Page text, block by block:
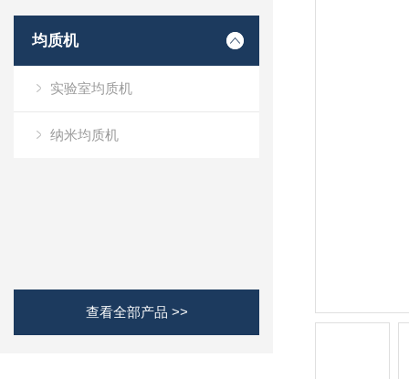
均质机
实验室均质机
纳米均质机
查看全部产品 >>